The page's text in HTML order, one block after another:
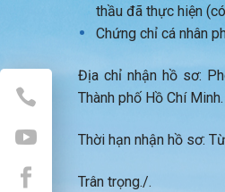
thầu đã thực hiện
Chứng chỉ cá nhân
Địa chỉ nhận hồ sơ:
Thành phố Hồ Chí Minh.
Thời hạn nhận hồ sơ:
Trân trọng./.